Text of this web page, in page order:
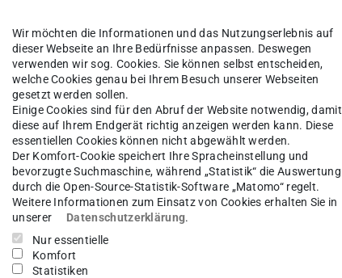
Team
Soumi
Aufbauten, Leitkonfigurationen
Wir möchten die Informationen und das Nutzungserlebnis auf
dieser Webseite an Ihre Bedürfnisse anpassen. Deswegen
verwenden wir sog. Cookies. Sie können selbst entscheiden,
welche Cookies genau bei Ihrem Besuch unserer Webseiten
gesetzt werden sollen.
Einige Cookies sind für den Abruf der Website notwendig, damit
diese auf Ihrem Endgerät richtig anzeigen werden kann. Diese
essentiellen Cookies können nicht abgewählt werden.
Der Komfort-Cookie speichert Ihre Spracheinstellung und
bevorzugte Suchmaschine, während „Statistik“ die Auswertung
durch die Open-Source-Statistik-Software „Matomo“ regelt.
Weitere Informationen zum Einsatz von Cookies erhalten Sie in
unserer
Datenschutzerklärung.
Nur essentielle
Komfort
Statistiken